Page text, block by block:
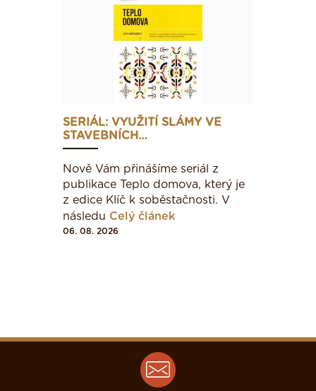
SERIÁL: VYUŽITÍ SLÁMY VE
STAVEBNÍCH…
Nově Vám přinášíme seriál z
publikace Teplo domova, který je
z edice Klíč k soběstačnosti. V
následu Celý článek
06. 08. 2026